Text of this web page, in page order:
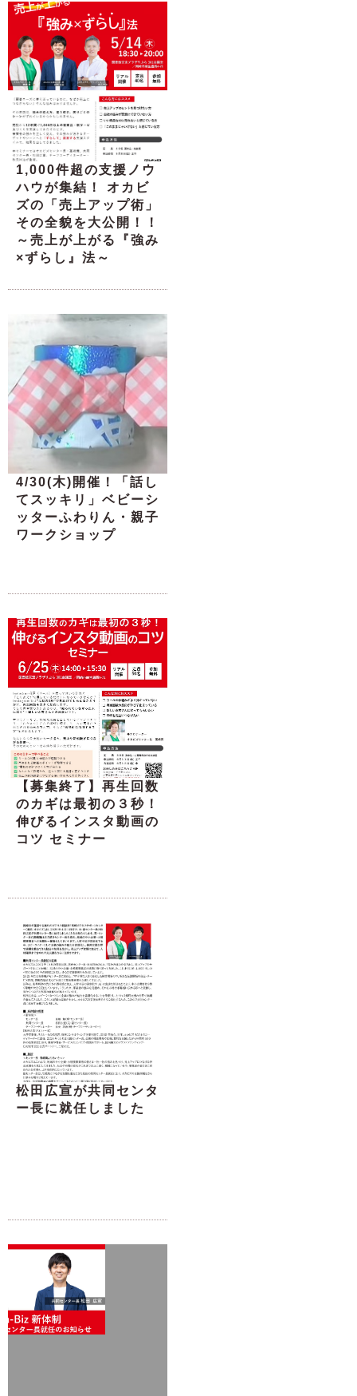
1,000件超の支援ノウ
ハウが集結！ オカビ
ズの「売上アップ術」
その全貌を大公開！！
～売上が上がる『強み
×ずらし』法～
4/30(木)開催！「話し
てスッキリ」ベビーシ
ッターふわりん・親子
ワークショップ
【募集終了】再生回数
のカギは最初の３秒！
伸びるインスタ動画の
コツ セミナー
松田広宣が共同センタ
ー長に就任しました